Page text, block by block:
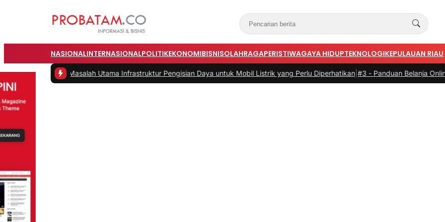
NASIONALINTERNASIONALPOLITIKEKONOMIBISNISOLAHRAGAPERISTIWAGAYA HIDUPTEKNOLOGIKEPULAUAN RIAU
|#2 -Masalah Utama Infrastruktur Pengisian Daya untuk Mobil Listrik yang Perlu Diperhatikan|#3 -Panduan Belanja Online Cerdas: